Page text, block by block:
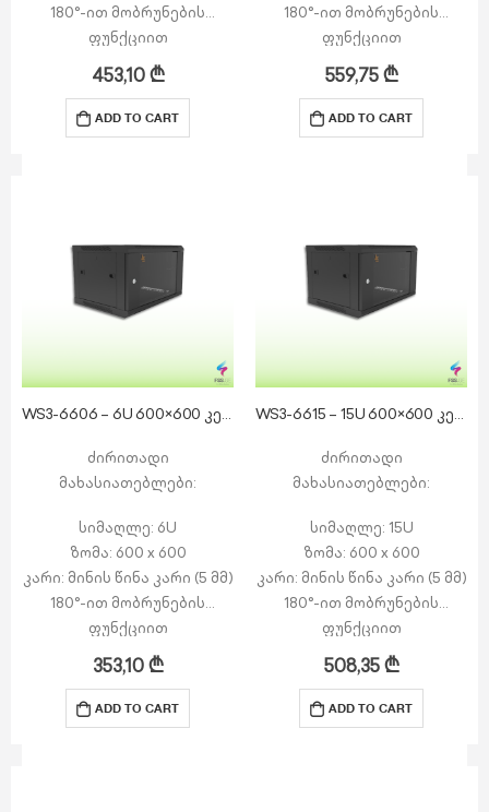
180°-ით მობრუნების
ფუნქციით
გვერდით პანელები:
მოხსნადი გვერდითი
პანელები საკეტით
ზედა ნაწილი: 1 x კაბელის
453,10₾
ADD TO CART
180°-ით მობრუნების
ფუნქციით
გვერდით პანელები:
მოხსნადი გვერდითი
პანელები საკეტით
ზედა ნაწილი: 1 x კაბელის
559,75₾
ADD TO CART
WS3-6606 – 6U 600×600 კედლის რეკი
ძირითადი
მახასიათებლები:
სიმაღლე: 6U
ზომა: 600 x 600
კარი: მინის წინა კარი (5 მმ)
180°-ით მობრუნების
ფუნქციით
გვერდით პანელები:
მოხსნადი გვერდითი
პანელები საკეტით
ზედა ნაწილი: 1 x კაბელის
353,10₾
ADD TO CART
WS3-6615 – 15U 600×600 კედლის რეკი
ძირითადი
მახასიათებლები:
სიმაღლე: 15U
ზომა: 600 x 600
კარი: მინის წინა კარი (5 მმ)
180°-ით მობრუნების
ფუნქციით
გვერდით პანელები:
მოხსნადი გვერდითი
პანელები საკეტით
ზედა ნაწილი: 1 x კაბელის
508,35₾
ADD TO CART